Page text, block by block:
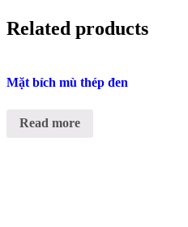
Related products
Mặt bích mù thép đen
Read more